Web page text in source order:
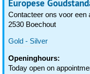
Europese
Contacteer ons voor een
2530 Boechout
Gold - Silver
Openinghours:
Today open on